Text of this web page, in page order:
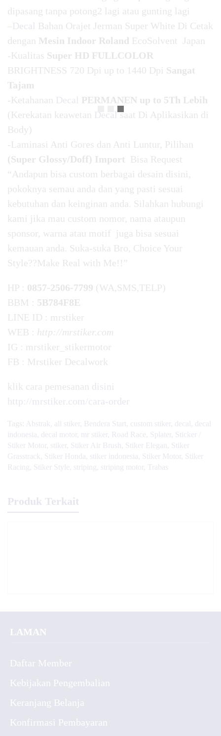
dipasang tanpa potong2 lagi atau gunting lagi
–Decal Bahan Orajet Jerman Super White Di Cetak
dengan Mesin Indoor Roland EcoSolvent Japan
-Kualitas Super HD FULLCOLOR
BRIGHTNESS 720 Dpi up to 1440 Dpi Sangat
Tajam
-Ketahanan Decal PERMANEN up to 5Th Lebih
(Kerekatan keawetan Decalsaat Di Aplikasikan di
Body)
-Laminasi Anti Gores dan Anti Luntur, Pilihan
(Super Glossy/Doff) Import Bisa Request
“Andapun bisa custom berbagai desain disini,
pokoknya semau anda dan yang pasti sesuai
kebutuhan dan keinginan anda. Silahkan hubungi
kami jika mau custom nomor, nama ataupun
sponsor, warna atau motif juga bisa sesuai
kemauan anda. Suka-suka Bro, Choice Your
Style??Make Real with Me!!”
HP : 0857-2506-7799 (WA,SMS,TELP)
BBM : 5B784F8E
LINE ID : mrstiker
WEB : http://mrstiker.com
IG : mrstiker_stikermotor
FB : Mrstiker Decalwork
klik cara pemesanan disini
http://mrstiker.com/cara-order
Tags: Abstrak all stiker Bendera Start custom stiker decal
decal
indonesia decal motor mr stiker Road Race Splater
Sticker /
Stiker Motor
stiker Stiker Air Brush Stiker Elegan
Stiker
Grasstrack
Stiker Honda stiker indonesia Stiker Motor
Stiker
Racing
Stiker Style striping striping motor Trabas
Produk Terkait
LAMAN
Daftar Member
Kebijakan Pengembalian
Keranjang Belanja
Konfirmasi Pembayaran